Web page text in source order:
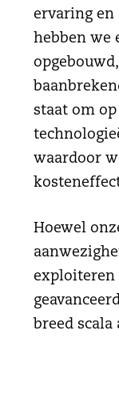
ervaring en
hebben we
staat om
waardoor
Hoewel
exploiteren
breed